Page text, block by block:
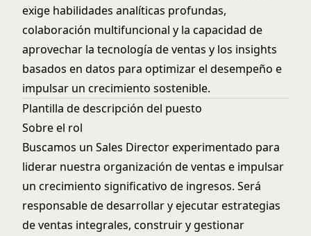
exige habilidades analíticas profundas,
colaboración multifuncional y la capacidad de
aprovechar la tecnología de ventas y los insights
basados en datos para optimizar el desempeño e
impulsar un crecimiento sostenible.
Plantilla de descripción del puesto
Sobre el rol
Buscamos un Sales Director experimentado para
liderar nuestra organización de ventas e impulsar
un crecimiento significativo de ingresos. Será
responsable de desarrollar y ejecutar estrategias
de ventas integrales, construir y gestionar